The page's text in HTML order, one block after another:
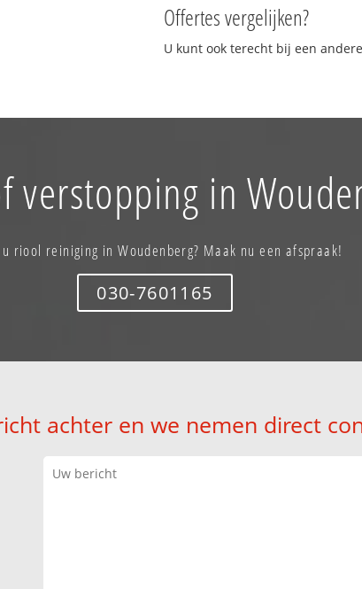
Offertes vergelijken?
U kunt ook terecht bij een
verstopping in
u riool reiniging in Woudenberg? Maak nu een afspraak!
030-7601165
achter en we nemen direct